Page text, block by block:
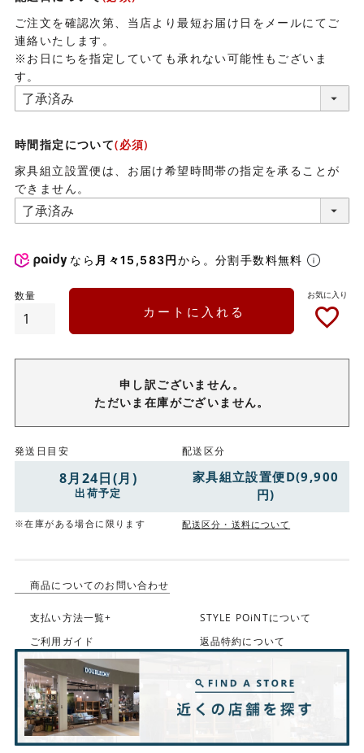
ご注文を確認次第、当店より最短お届け日をメールにてご
連絡いたします。
※お日にちを指定していても承れない可能性もございま
す。
時間指定について(必須)
家具組立設置便は、お届け希望時間帯の指定を承ることが
できません。
なら 月々15,583円から。分割手数料無料
カートに入れる
申し訳ございません。
ただいま在庫がございません。
発送日目安
8月24日(月)
出荷予定
※在庫がある場合に限ります
配送区分
家具組立設置便D(9,900
円)
配送区分・送料について
商品についてのお問い合わせ
支払い方法一覧+
STYLE POiNTについて
ご利用ガイド
返品特約について